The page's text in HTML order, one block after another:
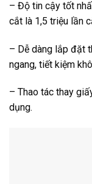
– Độ tin cậy tốt
cắt là 1,5 triệu lần
– Dễ dàng lắp đặt
ngang, tiết kiệm
– Thao tác thay
dụng.